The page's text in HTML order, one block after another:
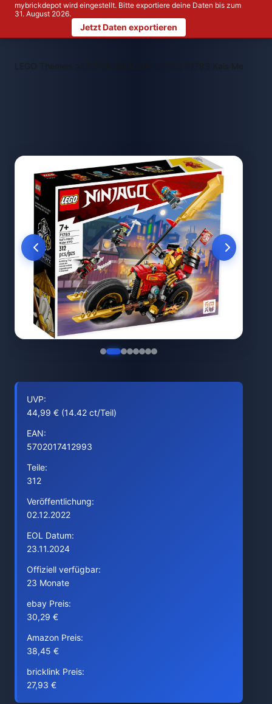
mybrickdepot wird eingestellt. Bitte exportiere deine Daten bis zum
31. August 2026.
Jetzt Daten exportieren
LEGO Themen > LEGO 71783 Kais Mech-
UVP:
44,99 € (14.42 ct/Teil)
EAN:
5702017412993
Teile:
312
Veröffentlichung:
02.12.2022
EOL Datum:
23.11.2024
Offiziell verfügbar:
23 Monate
ebay Preis:
30,29 €
Amazon Preis:
38,45 €
bricklink Preis:
27,93 €